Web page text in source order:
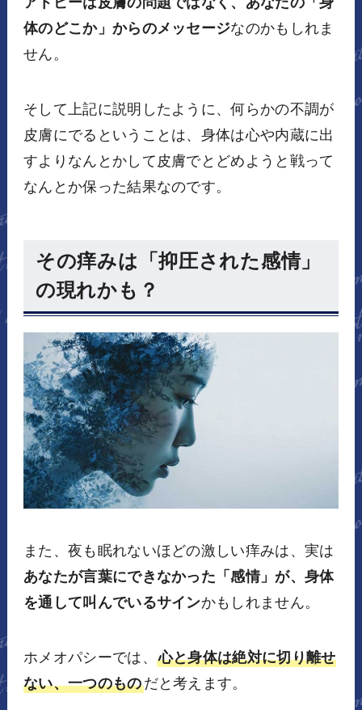
体のどこか」からのメッセージなのかもしれま
せん。
そして上記に説明したように、何らかの不調が
皮膚にでるということは、身体は心や内蔵に出
すよりなんとかして皮膚でとどめようと戦って
なんとか保った結果なのです。
その痒みは「抑圧された感情」
の現れかも？
また、夜も眠れないほどの激しい痒みは、実は
あなたが言葉にできなかった「感情」が、身体
を通して叫んでいるサインかもしれません。
ホメオパシーでは、 心と身体は絶対に切り離せ
ない、一つのものだと考えます。